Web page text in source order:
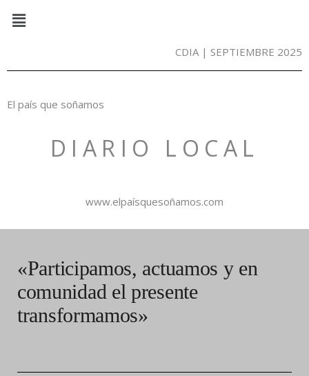
Menú
CDIA | SEPTIEMBRE 2025
El país que soñamos
DIARIO LOCAL
www.elpaísquesoñamos.com
«Participamos, actuamos y en
comunidad el presente
transformamos»